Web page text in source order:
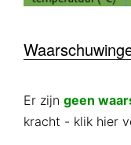
Er zijn geen
kracht - klik hier